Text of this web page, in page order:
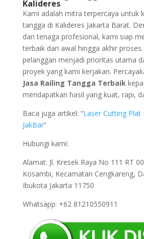
Kalideres
Kami adalah mitra terpercaya untuk
tangga di Kalideres Jakarta Barat.
dan tenaga profesional, kami siap
terbaik dari awal hingga akhir
pelanggan menjadi prioritas utama
proyek yang kami kerjakan.
Jasa Railing Tangga Terbaik
mendapatkan hasil yang kuat, rapi,
Baca juga artikel: “Laser Cutting Plat
JakBar”
Hubungi kami:
Alamat: Jl. Kresek Raya No 111 RT
Kosambi, Kecamatan Cengkareng,
Ibukota Jakarta 11750
Whatsapp: +62 81210550911